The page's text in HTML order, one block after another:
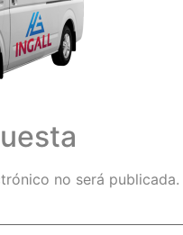
no será publicada.